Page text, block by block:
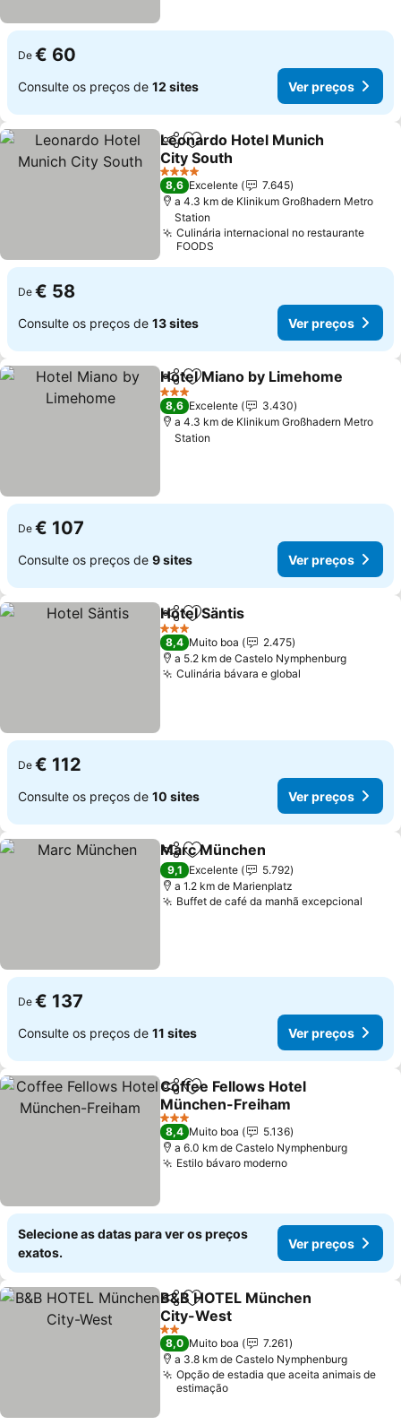
De € 60
Consulte os preços de 12 sites Ver preços
PartilharAdicionar aos favoritos
Leonardo Hotel Munich
City South
Ver preços
4 Estrelas
8,6 Excelente
7.645
a 4.3 km de Klinikum Großhadern Metro
Station
Culinária internacional no restaurante
FOODS
De € 58
Consulte os preços de 13 sites Ver preços
PartilharAdicionar aos favoritos
Hotel Miano by Limehome
3 Estrelas
8,6 Excelente
3.430
a 4.3 km de Klinikum Großhadern Metro
Station
De € 107
Consulte os preços de 9 sites Ver preços
PartilharAdicionar aos favoritos
Hotel Säntis
3 Estrelas
8,4 Muito boa
2.475
a 5.2 km de Castelo Nymphenburg
Culinária bávara e global
De € 112
Consulte os preços de 10 sites Ver preços
PartilharAdicionar aos favoritos
Marc München
9,1 Excelente
5.792
a 1.2 km de Marienplatz
Buffet de café da manhã excepcional
De € 137
Consulte os preços de 11 sites Ver preços
PartilharAdicionar aos favoritos
Coffee Fellows Hotel
München-Freiham
Ver preços
3 Estrelas
8,4 Muito boa
5.136
a 6.0 km de Castelo Nymphenburg
Estilo bávaro modernoVer preços
Selecione as datas para ver os preços
exatos.
Ver preços
PartilharAdicionar aos favoritos
B&B HOTEL München
City-West
Ver preços
2 Estrelas
8,0 Muito boa
7.261
a 3.8 km de Castelo Nymphenburg
Opção de estadia que aceita animais de
estimação